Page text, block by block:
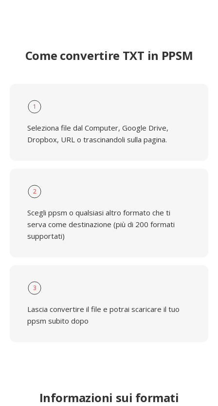
Come convertire TXT in PPSM
1
Seleziona file dal Computer, Google Drive,
Dropbox, URL o trascinandoli sulla pagina.
2
Scegli ppsm o qualsiasi altro formato che ti
serva come destinazione (più di 200 formati
supportati)
3
Lascia convertire il file e potrai scaricare il tuo
ppsm subito dopo
Informazioni sui formati